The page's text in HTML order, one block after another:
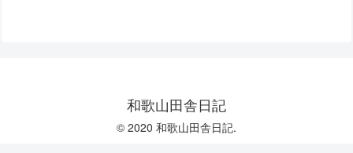
和歌山田舎日記
© 2020 和歌山田舎日記.